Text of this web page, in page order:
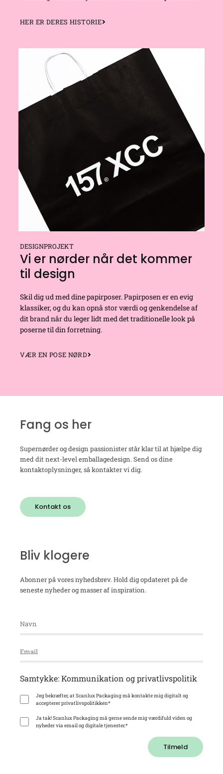
HER ER DERES HISTORIE
DESIGNPROJEKT
Vi er nørder når det kommer
til design
Skil dig ud med dinepapirposer. Papirposen er en evig
klassiker, og du kan opnå stor værdi og genkendelse af
dit brand når du leger lidt med det traditionelle look på
poserne til din forretning.
VÆR EN POSE NØRD
Fang os her
Supernørder og design passionister står klar til at hjælpe dig
med dit next-level emballagedesign. Send os dine
kontaktoplysninger, så kontakter vi dig.
Kontakt os
Bliv klogere
Abonner på vores nyhedsbrev. Hold dig opdateret på de
seneste nyheder og masser af inspiration.
Samtykke: Kommunikation og privatlivspolitik
Jeg bekræfter, at Scanlux Packaging må kontakte mig digitalt og
accepterer privatlivspolitikken*
Ja tak! Scanlux Packaging må gerne sende mig værdifuld viden og
nyheder via email og digitale tjenester.*
Tilmeld